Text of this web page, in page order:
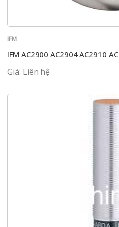
IFM
IFM AC2900 AC2904 AC2910
Giá: Liên hệ